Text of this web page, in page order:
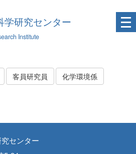
学研究センター
Institute
客員研究員 化学環境係
センター